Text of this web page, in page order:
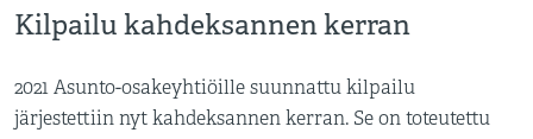
Kilpailu kahdeksannen kerran
2021 Asunto-osakeyhtiöille suunnattu kilpailu
järjestettiin nyt kahdeksannen kerran. Se on toteutettu